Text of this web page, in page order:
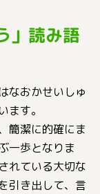
」読み語
なおかせいしゅ
ます。
簡潔に的確にま
一歩となりま
れている大切な
引き出して、言